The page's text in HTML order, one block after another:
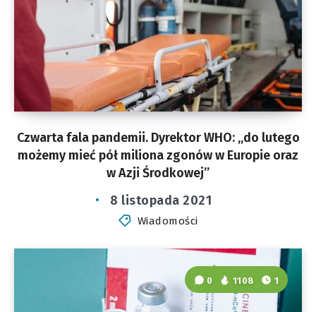
Czwarta fala pandemii. Dyrektor WHO: „do lutego
możemy mieć pół miliona zgonów w Europie oraz
w Azji Środkowej”
8 listopada 2021
Wiadomości
0 1108 1